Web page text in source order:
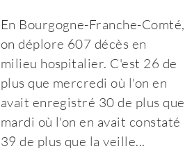
l’Insee,
le
premier
confinement
a
fragilisé
En Bourgogne-Franche-Comté,
on déplore 607 décès en
milieu hospitalier. C'est 26 de
plus que mercredi où l'on en
avait enregistré 30 de plus que
mardi où l'on en avait constaté
39 de plus que la veille...